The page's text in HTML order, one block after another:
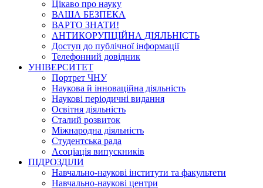
Цікаво про науку
ВАША БЕЗПЕКА
ВАРТО ЗНАТИ!
АНТИКОРУПЦІЙНА ДІЯЛЬНІСТЬ
Доступ до публічної інформації
Телефонний довідник
УНІВЕРСИТЕТ
Портрет ЧНУ
Наукова й інноваційна діяльність
Наукові періодичні видання
Освітня діяльність
Сталий розвиток
Міжнародна діяльність
Студентська рада
Асоціація випускників
ПІДРОЗДІЛИ
Навчально-наукові інститути та факультети
Навчально-наукові центри